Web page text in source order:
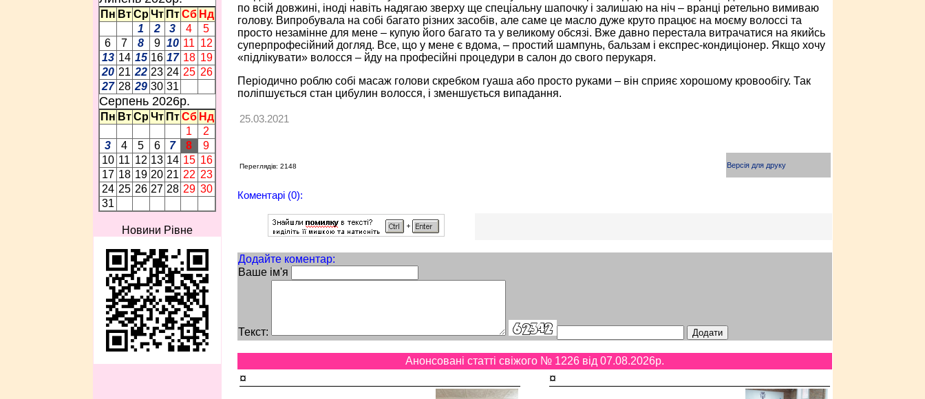
Пн Вт Ср Чт Пт Сб Нд
1
2 3 4
5
6
7 8 9 10 11 12
13 14 15 16 17 18 19
20 21 22 23 24 25 26
27 28 29 30 31
Серпень 2026p.
Пн Вт Ср Чт Пт Сб Нд
1
2
3
4 5 6 7 8
9
10 11 12 13 14 15 16
17 18 19 20 21 22 23
24 25 26 27 28 29 30
31
Новини Рівне
по всій довжині, іноді навіть надягаю зверху ще спеціальну шапочку і залишаю на ніч – вранці ретельно вимиваю
голову. Випробувала на собі багато різних засобів, але саме це масло дуже круто працює на моєму волоссі та
просто незамінне для мене – купую його багато та у великому обсязі. Вже давно перестала витрачатися на якийсь
суперпрофесійний догляд. Все, що у мене є вдома, – простий шампунь, бальзам і експрес-кондиціонер. Якщо хочу
«підлікувати» волосся – йду на професійні процедури в салон до свого перукаря.
Періодично роблю собі масаж голови скребком гуаша або просто руками – він сприяє хорошому кровообігу. Так
поліпшується стан цибулин волосся, і зменшується випадання.
25.03.2021
Переглядів: 2148 Версія для друку
Коментарі (0):
Додайте коментар:
Ваше ім'я
Текст:
Анонсовані статті свіжого № 1226 від 07.08.2026p.
¤ ¤